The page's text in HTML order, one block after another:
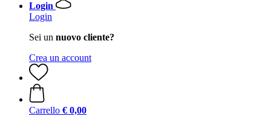
Login
Login
Sei un nuovo cliente?
Crea un account
Carrello € 0,00